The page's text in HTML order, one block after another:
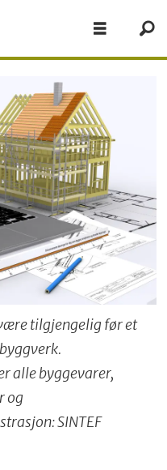
tilgjengelig før et
alle byggevarer,
og
SINTEF